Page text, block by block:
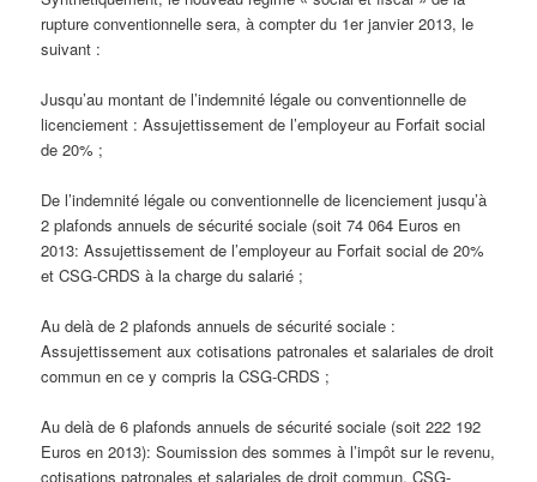
rupture conventionnelle sera, à compter du 1er janvier 2013, le
suivant :
Jusqu’au montant de l’indemnité légale ou conventionnelle de
licenciement : Assujettissement de l’employeur au Forfait social
de 20% ;
De l’indemnité légale ou conventionnelle de licenciement jusqu’à
2 plafonds annuels de sécurité sociale (soit 74 064 Euros en
2013: Assujettissement de l’employeur au Forfait social de 20%
et CSG-CRDS à la charge du salarié ;
Au delà de 2 plafonds annuels de sécurité sociale :
Assujettissement aux cotisations patronales et salariales de droit
commun en ce y compris la CSG-CRDS ;
Au delà de 6 plafonds annuels de sécurité sociale (soit 222 192
Euros en 2013): Soumission des sommes à l’impôt sur le revenu,
cotisations patronales et salariales de droit commun, CSG-